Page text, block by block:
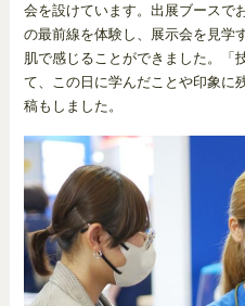
会を設けています。出展ブースで
の最前線を体験し、展示会を見学
肌で感じることができました。「
て、この日に学んだことや印象に
稿もしました。